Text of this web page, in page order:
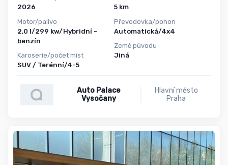
2026
Motor/palivo
2,0 l/299 kw/Hybridní -
benzín
Karoserie/počet míst
SUV / Terénní/4-5
5 km
Převodovka/pohon
Automatická/4x4
Země původu
Jiná
Auto Palace
Vysočany
Hlavní město
Praha